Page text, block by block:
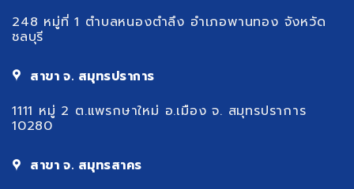
248 หมู่ที่ 1 ตำบลหนองตำลึง อำเภอพานทอง จังหวัด
ชลบุรี
สาขา จ. สมุทรปราการ
1111 หมู่ 2 ต.แพรกษาใหม่ อ.เมือง จ. สมุทรปราการ
10280
สาขา จ. สมุทรสาคร